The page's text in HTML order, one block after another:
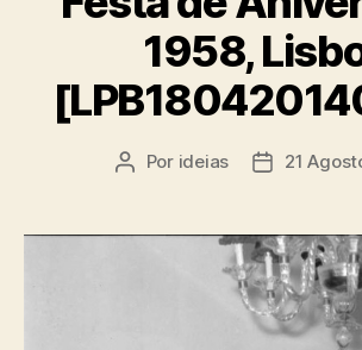
1958,
Autor
Por ideias
Data
21